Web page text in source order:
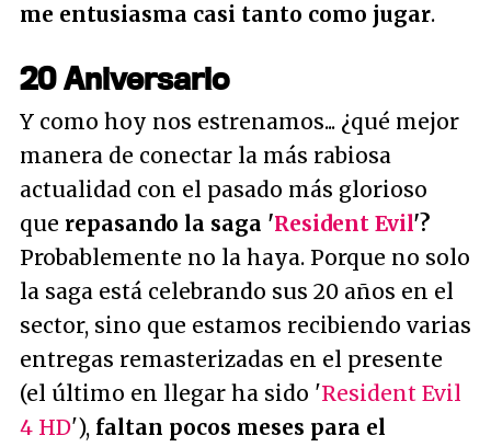
me entusiasma casi tanto como jugar.
20 Aniversario
Y como hoy nos estrenamos... ¿qué mejor
manera de conectar la más rabiosa
actualidad con el pasado más glorioso
que repasando la saga 'Resident Evil'?
Probablemente no la haya. Porque no solo
la saga está celebrando sus 20 años en el
sector, sino que estamos recibiendo varias
entregas remasterizadas en el presente
(el último en llegar ha sido 'Resident Evil
4 HD'), faltan pocos meses para el